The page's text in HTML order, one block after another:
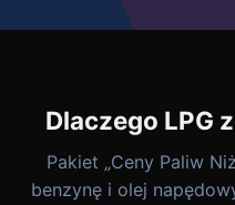
Dlaczego LPG
Pakiet „Ceny Paliw
benzynę i olej